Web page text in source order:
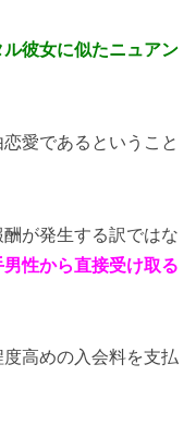
彼女に似たニュアン
愛であるということ
が発生する訳ではな
性から直接受け取る
高めの入会料を支払